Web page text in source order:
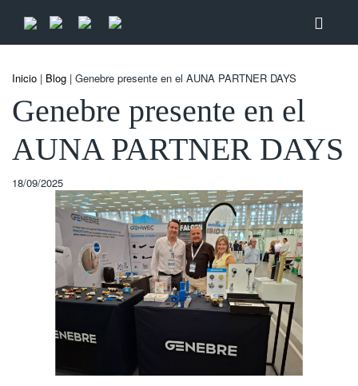
Inicio | Blog | Genebre presente en el AUNA PARTNER DAYS
Genebre presente en el
AUNA PARTNER DAYS
18/09/2025